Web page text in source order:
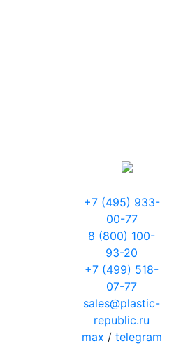
+7 (495) 933-
00-77
8 (800) 100-
93-20
+7 (499) 518-
07-77
sales@plastic-
republic.ru
max / telegram